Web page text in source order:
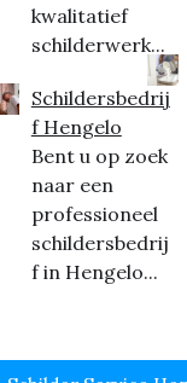
kwalitatief
schilderwerk...
Schildersbedrij
f Hengelo
Bent u op zoek
naar een
professioneel
schildersbedrij
f in Hengelo...